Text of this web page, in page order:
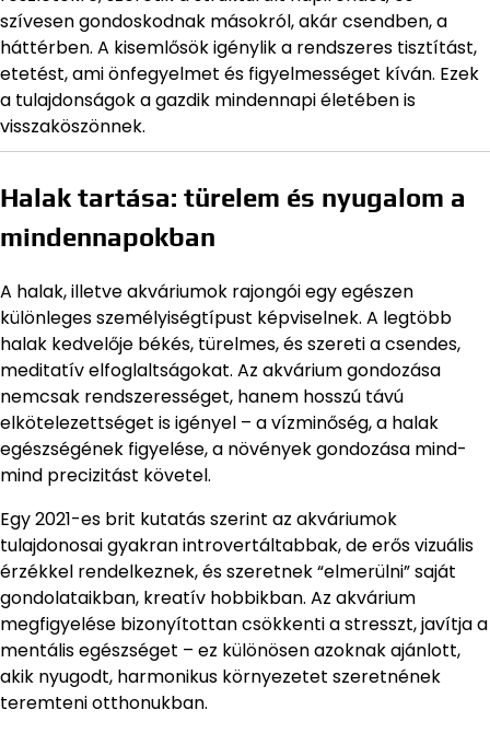
szívesen gondoskodnak másokról, akár csendben, a
háttérben. A kisemlősök igénylik a rendszeres tisztítást,
etetést, ami önfegyelmet és figyelmességet kíván. Ezek
a tulajdonságok a gazdik mindennapi életében is
visszaköszönnek.
Halak tartása: türelem és nyugalom a
mindennapokban
A halak, illetve akváriumok rajongói egy egészen
különleges személyiségtípust képviselnek. A legtöbb
halak kedvelője békés, türelmes, és szereti a csendes,
meditatív elfoglaltságokat. Az akvárium gondozása
nemcsak rendszerességet, hanem hosszú távú
elkötelezettséget is igényel – a vízminőség, a halak
egészségének figyelése, a növények gondozása mind-
mind precizitást követel.
Egy 2021-es brit kutatás szerint az akváriumok
tulajdonosai gyakran introvertáltabbak, de erős vizuális
érzékkel rendelkeznek, és szeretnek “elmerülni” saját
gondolataikban, kreatív hobbikban. Az akvárium
megfigyelése bizonyítottan csökkenti a stresszt, javítja a
mentális egészséget – ez különösen azoknak ajánlott,
akik nyugodt, harmonikus környezetet szeretnének
teremteni otthonukban.